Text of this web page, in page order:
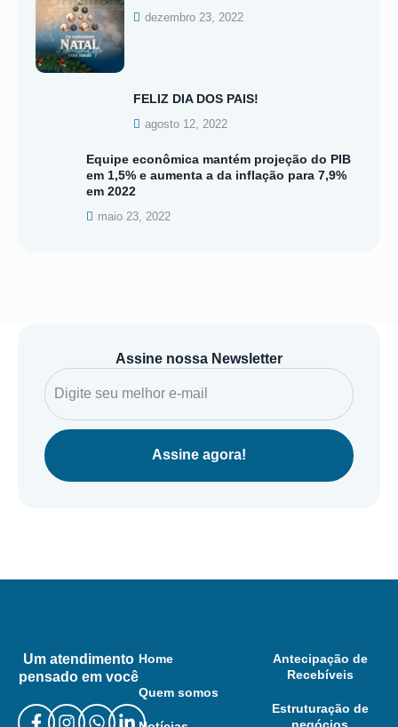
dezembro 23, 2022
FELIZ DIA DOS PAIS!
agosto 12, 2022
Equipe econômica mantém projeção do PIB
em 1,5% e aumenta a da inflação para 7,9%
em 2022
maio 23, 2022
Assine nossa Newsletter
Assine agora!
Um atendimento
pensado em você
Home
Quem somos
Antecipação de
Recebíveis
Estruturação de
negócios